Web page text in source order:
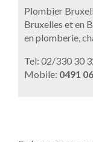
Plombier
Bruxelles et en
en plomberie,
Tel: 02/330 30
Mobile: 0491